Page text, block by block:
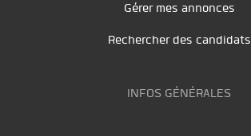
Gérer mes annonces
Rechercher des candidats
INFOS GÉNÉRALES